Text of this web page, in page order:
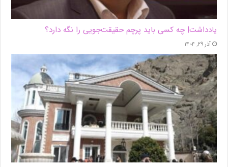
یادداشت| ‌چه کسی باید پرچم حقیقت‌جویی را نگه دارد؟
آذر ۲۹, ۱۴۰۴